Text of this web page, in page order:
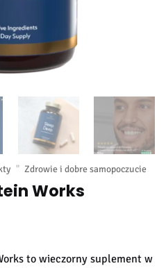
" Zdrowie i dobre samopoczucie
Works
to wieczorny suplement w